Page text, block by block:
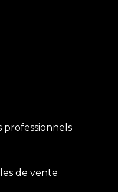
professionnels
de vente